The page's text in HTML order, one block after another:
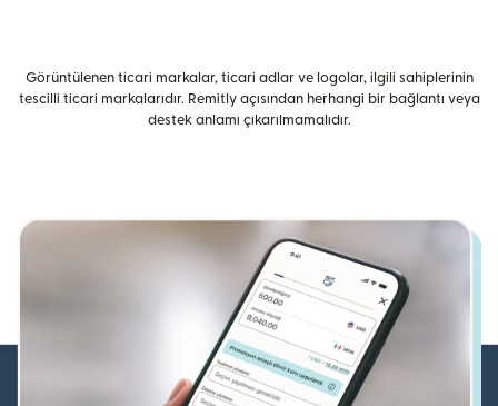
Görüntülenen ticari markalar, ticari adlar ve logolar, ilgili sahiplerinin
tescilli ticari markalarıdır. Remitly açısından herhangi bir bağlantı veya
destek anlamı çıkarılmamalıdır.